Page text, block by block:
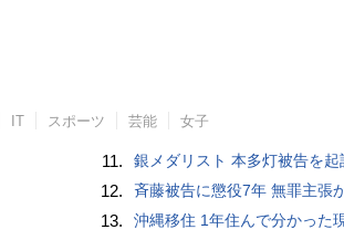
IT スポーツ 芸能 女子
11. 銀メダリスト 本多灯被告を起
12. 斉藤被告に懲役7年 無罪主張
13. 沖縄移住 1年住んで分かった